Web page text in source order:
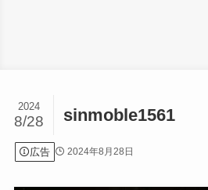
sinmoble1561
2024
8/28
広告 2024年8月28日